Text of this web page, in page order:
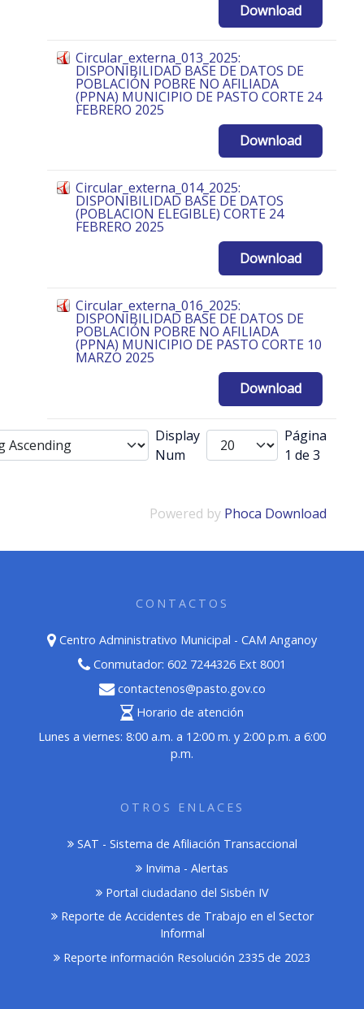
Download
Circular_externa_013_2025:
DISPONIBILIDAD BASE DE DATOS DE
POBLACIÓN POBRE NO AFILIADA
(PPNA) MUNICIPIO DE PASTO CORTE 24
FEBRERO 2025
Download
Circular_externa_014_2025:
DISPONIBILIDAD BASE DE DATOS
(POBLACION ELEGIBLE) CORTE 24
FEBRERO 2025
Download
Circular_externa_016_2025:
DISPONIBILIDAD BASE DE DATOS DE
POBLACIÓN POBRE NO AFILIADA
(PPNA) MUNICIPIO DE PASTO CORTE 10
MARZO 2025
Download
Display
Num
Página
1 de 3
Powered by Phoca Download
CONTACTOS
Centro Administrativo Municipal - CAM Anganoy
Conmutador: 602 7244326 Ext 8001
contactenos@pasto.gov.co
Horario de atención
Lunes a viernes: 8:00 a.m. a 12:00 m. y 2:00 p.m. a 6:00
p.m.
OTROS ENLACES
SAT - Sistema de Afiliación Transaccional
Invima - Alertas
Portal ciudadano del Sisbén IV
Reporte de Accidentes de Trabajo en el Sector
Informal
Reporte información Resolución 2335 de 2023